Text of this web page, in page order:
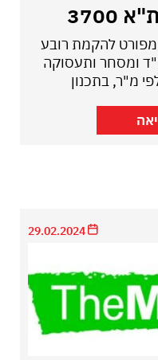
מפורט להקמת רובע
הכולל כ-16,800 יח"ד ומסחר ותעסוקה